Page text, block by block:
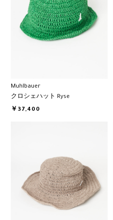
Muhlbauer
クロシェハット Ryse
￥37,400